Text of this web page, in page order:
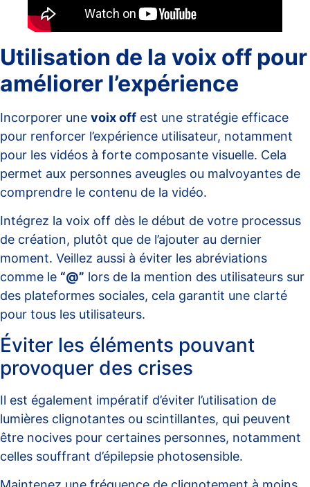
Utilisation de la voix off pour
améliorer l’expérience
Incorporer une voix off est une stratégie efficace
pour renforcer l’expérience utilisateur, notamment
pour les vidéos à forte composante visuelle. Cela
permet aux personnes aveugles ou malvoyantes de
comprendre le contenu de la vidéo.
Intégrez la voix off dès le début de votre processus
de création, plutôt que de l’ajouter au dernier
moment. Veillez aussi à éviter les abréviations
comme le “@” lors de la mention des utilisateurs sur
des plateformes sociales, cela garantit une clarté
pour tous les utilisateurs.
Éviter les éléments pouvant
provoquer des crises
Il est également impératif d’éviter l’utilisation de
lumières clignotantes ou scintillantes, qui peuvent
être nocives pour certaines personnes, notamment
celles souffrant d’épilepsie photosensible.